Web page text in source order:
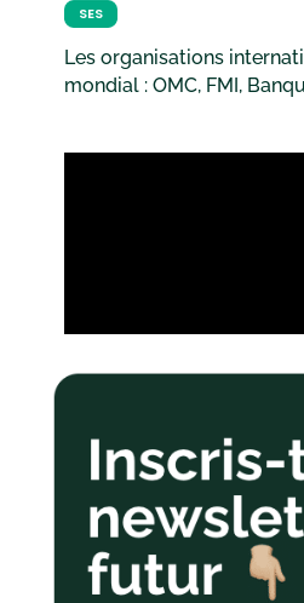
SES
Les organisations
mondial : OMC, FMI,